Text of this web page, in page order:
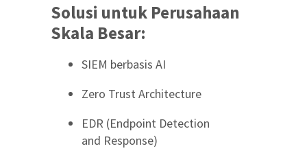
Solusi untuk Perusahaan
Skala Besar:
SIEM berbasis AI
Zero Trust Architecture
EDR (Endpoint Detection
and Response)